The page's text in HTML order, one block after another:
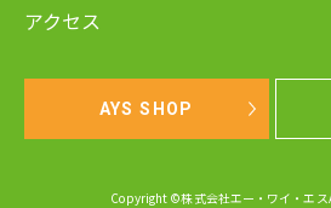
アクセス
AYS SHOP
Copyright ©株式会社エー・ワイ・エス